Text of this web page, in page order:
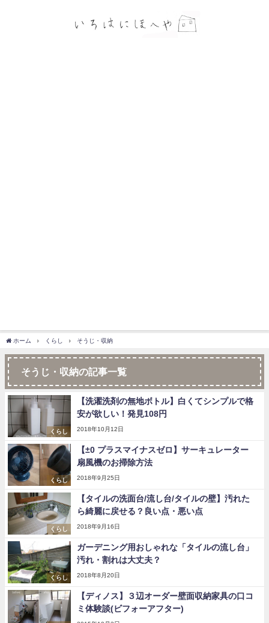
ホーム くらし そうじ・収納
そうじ・収納の記事一覧
くらし
【洗濯洗剤の無地ボトル】白くてシンプルで格
安が欲しい！発見108円
2018年10月12日
くらし
【±0 プラスマイナスゼロ】サーキュレーター
扇風機のお掃除方法
2018年9月25日
くらし
【タイルの洗面台/流し台/タイルの壁】汚れた
ら綺麗に戻せる？良い点・悪い点
2018年9月16日
くらし
ガーデニング用おしゃれな「タイルの流し台」
汚れ・割れは大丈夫？
2018年8月20日
【ディノス】３辺オーダー壁面収納家具の口コ
ミ体験談(ビフォーアフター)